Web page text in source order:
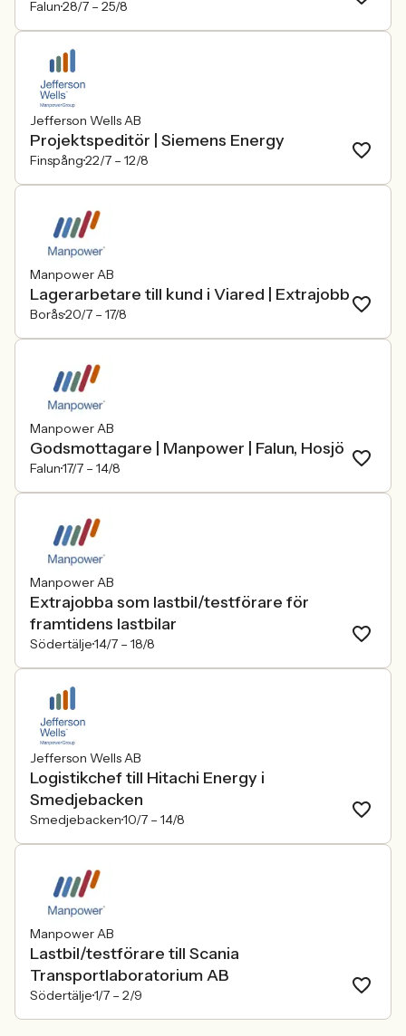
Falun28/7 – 25/8
Jefferson Wells AB
Projektspeditör | Siemens Energy
Finspång22/7 – 12/8
Manpower AB
Lagerarbetare till kund i Viared | Extrajobb
Borås20/7 – 17/8
Manpower AB
Godsmottagare | Manpower | Falun, Hosjö
Falun17/7 – 14/8
Manpower AB
Extrajobba som lastbil/testförare för
framtidens lastbilar
Södertälje14/7 – 18/8
Jefferson Wells AB
Logistikchef till Hitachi Energy i
Smedjebacken
Smedjebacken10/7 – 14/8
Manpower AB
Lastbil/testförare till Scania
Transportlaboratorium AB
Södertälje1/7 – 2/9